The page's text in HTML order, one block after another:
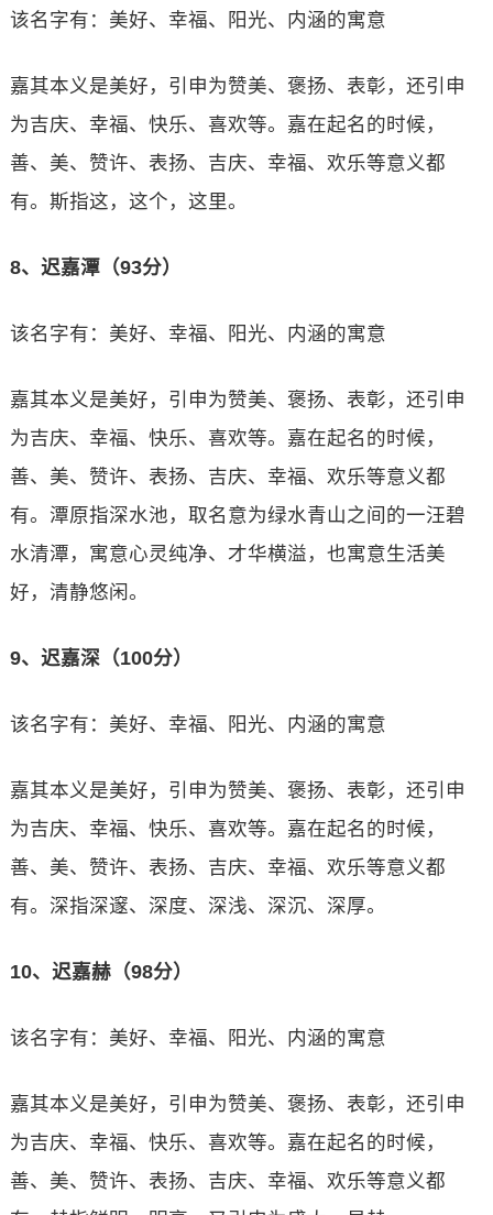
该名字有：美好、幸福、阳光、内涵的寓意
嘉其本义是美好，引申为赞美、褒扬、表彰，还引申
为吉庆、幸福、快乐、喜欢等。嘉在起名的时候，
善、美、赞许、表扬、吉庆、幸福、欢乐等意义都
有。斯指这，这个，这里。
8、迟嘉潭（93分）
该名字有：美好、幸福、阳光、内涵的寓意
嘉其本义是美好，引申为赞美、褒扬、表彰，还引申
为吉庆、幸福、快乐、喜欢等。嘉在起名的时候，
善、美、赞许、表扬、吉庆、幸福、欢乐等意义都
有。潭原指深水池，取名意为绿水青山之间的一汪碧
水清潭，寓意心灵纯净、才华横溢，也寓意生活美
好，清静悠闲。
9、迟嘉深（100分）
该名字有：美好、幸福、阳光、内涵的寓意
嘉其本义是美好，引申为赞美、褒扬、表彰，还引申
为吉庆、幸福、快乐、喜欢等。嘉在起名的时候，
善、美、赞许、表扬、吉庆、幸福、欢乐等意义都
有。深指深邃、深度、深浅、深沉、深厚。
10、迟嘉赫（98分）
该名字有：美好、幸福、阳光、内涵的寓意
嘉其本义是美好，引申为赞美、褒扬、表彰，还引申
为吉庆、幸福、快乐、喜欢等。嘉在起名的时候，
善、美、赞许、表扬、吉庆、幸福、欢乐等意义都